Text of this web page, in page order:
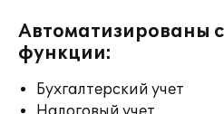
Автоматизированы
функции:
Бухгалтерский учет